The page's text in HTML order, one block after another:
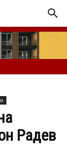
Радев